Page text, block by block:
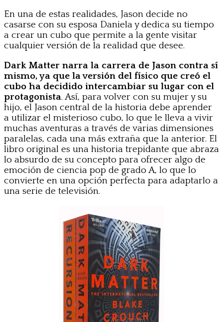
En una de estas realidades, Jason decide no
casarse con su esposa Daniela y dedica su tiempo
a crear un cubo que permite a la gente visitar
cualquier versión de la realidad que desee.
Dark Matter narra la carrera de Jason contra sí
mismo, ya que la versión del físico que creó el
cubo ha decidido intercambiar su lugar con el
protagonista. Así, para volver con su mujer y su
hijo, el Jason central de la historia debe aprender
a utilizar el misterioso cubo, lo que le lleva a vivir
muchas aventuras a través de varias dimensiones
paralelas, cada una más extraña que la anterior. El
libro original es una historia trepidante que abraza
lo absurdo de su concepto para ofrecer algo de
emoción de ciencia pop de grado A, lo que lo
convierte en una opción perfecta para adaptarlo a
una serie de televisión.